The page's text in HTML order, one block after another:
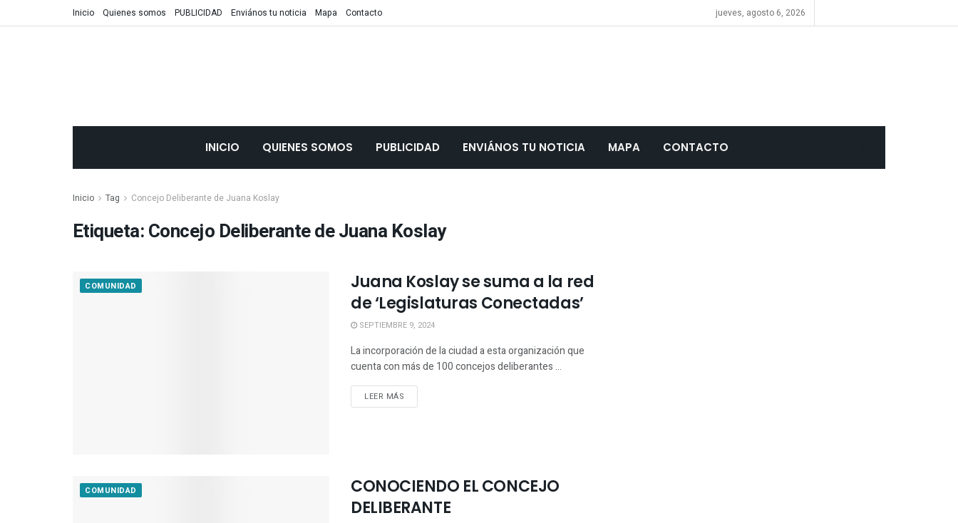
Inicio Quienes somos PUBLICIDAD Enviános tu noticia Mapa Contacto jueves, agosto 6, 2026
INICIO QUIENES SOMOS PUBLICIDAD ENVIÁNOS TU NOTICIA MAPA CONTACTO
Inicio Tag Concejo Deliberante de Juana Koslay
Etiqueta: Concejo Deliberante de Juana Koslay
COMUNIDAD
Juana Koslay se suma a la red
de ‘Legislaturas Conectadas’
SEPTIEMBRE 9, 2024
La incorporación de la ciudad a esta organización que
cuenta con más de 100 concejos deliberantes ...
LEER MÁS
COMUNIDAD
CONOCIENDO EL CONCEJO
DELIBERANTE